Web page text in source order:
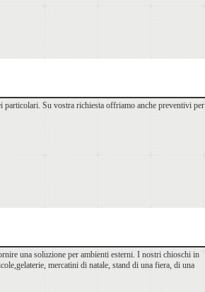
particolari. Su vostra richiesta offriamo anche preventivi per
una soluzione per ambienti esterni. I nostri chioschi in
mercatini di natale, stand di una fiera, di una